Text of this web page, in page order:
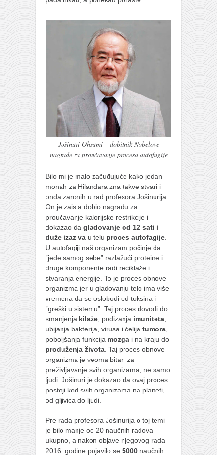
termini treninga
moja priča
fotke
Jošinuri Ohsumi – dobitnik Nobelove
nagrade za proučavanje procesa autofagije
Bilo mi je malo začuđujuće kako jedan
monah za Hilandara zna takve stvari i
onda zaronih u rad profesora Jošinurija.
On je zaista dobio nagradu za
proučavanje kalorijske restrikcije i
dokazao da gladovanje od 12 sati i
duže izaziva u telu proces autofagije
U autofagiji naš organizam počinje da
”jede samog sebe” razlažući proteine i
druge komponente radi reciklaže i
stvaranja energije. To je proces obnove
organizma jer u gladovanju telo ima više
vremena da se oslobodi od toksina i
”greški u sistemu”. Taj proces dovodi do
smanjenja kilaže , podizanja imuniteta
ubijanja bakterija, virusa i ćelija tumora
poboljšanja funkcija mozga i na kraju do
produženja života . Taj proces obnove
organizma je veoma bitan za
preživljavanje svih organizama, ne samo
ljudi. Jošinuri je dokazao da ovaj proces
postoji kod svih organizama na planeti,
od gljivica do ljudi.
Pre rada profesora Jošinurija o toj temi
je bilo manje od 20 naučnih radova
ukupno, a nakon objave njegovog rada
2016. godine pojavilo se 5000 naučnih